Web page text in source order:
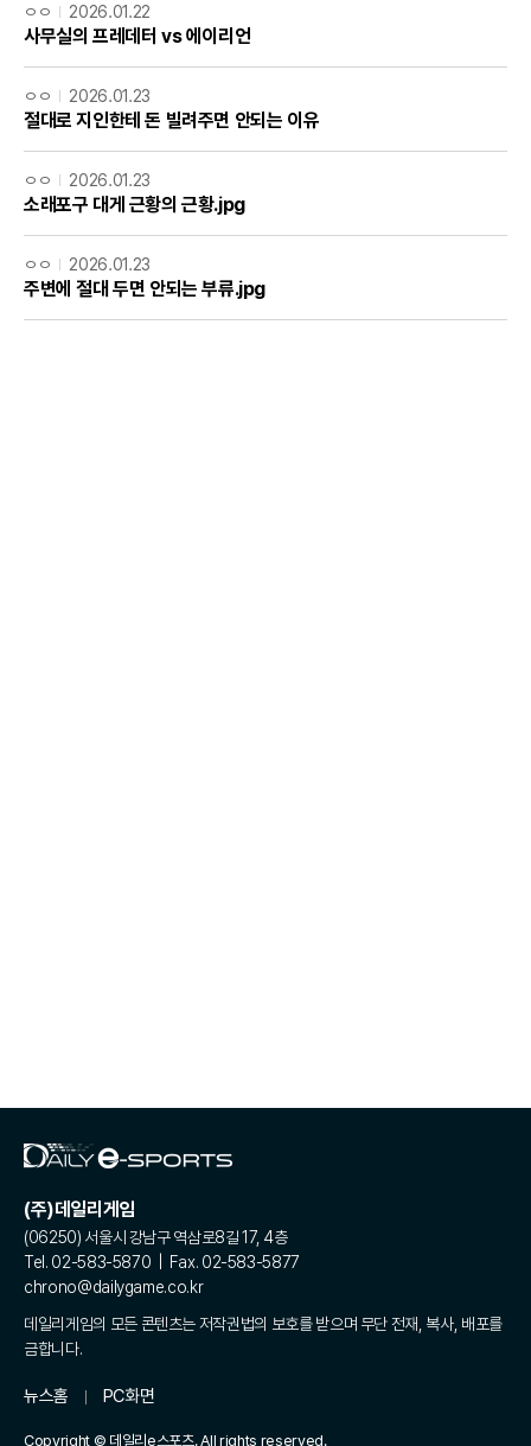
ㅇㅇ 2026.01.22
사무실의 프레데터 vs 에이리언
ㅇㅇ 2026.01.23
절대로 지인한테 돈 빌려주면 안되는 이유
ㅇㅇ 2026.01.23
소래포구 대게 근황의 근황.jpg
ㅇㅇ 2026.01.23
주변에 절대 두면 안되는 부류.jpg
(주)데일리게임
(06250) 서울시 강남구 역삼로8길 17, 4층
Tel. 02-583-5870 | Fax. 02-583-5877
chrono@dailygame.co.kr
데일리게임의 모든 콘텐츠는 저작권법의 보호를 받으며 무단 전재, 복사, 배포를
금합니다.
뉴스홈 PC화면
Copyright © 데일리e스포츠. All rights reserved.